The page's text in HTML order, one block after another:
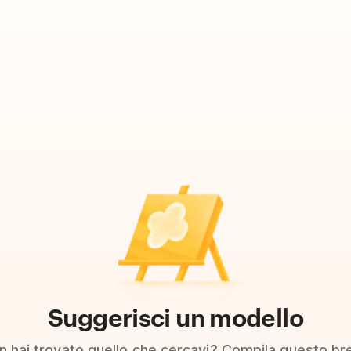
Suggerisci un modello